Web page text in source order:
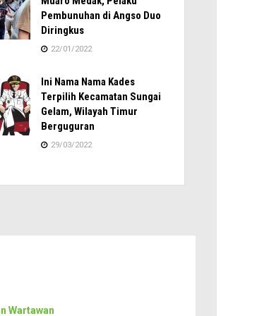
Pembunuhan di Angso Duo
Diringkus
22/01/2022
Ini Nama Nama Kades
Terpilih Kecamatan Sungai
Gelam, Wilayah Timur
Berguguran
29/03/2022
Wartawan